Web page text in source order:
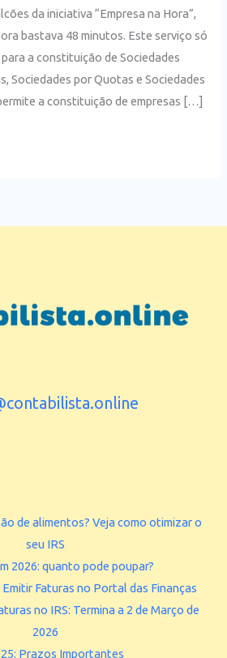
da iniciativa “Empresa na Hora”,
bastava 48 minutos. Este serviço só
a constituição de Sociedades
Sociedades por Quotas e Sociedades
a constituição de empresas […]
de alimentos? Veja como otimizar o
seu IRS
2026: quanto pode poupar?
Emitir Faturas no Portal das Finanças
no IRS: Termina a 2 de Março de
2026
Prazos Importantes